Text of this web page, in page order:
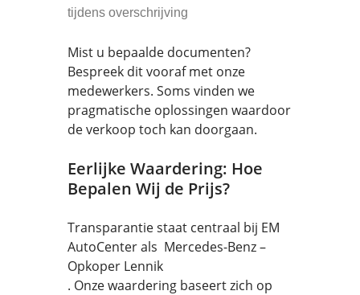
tijdens overschrijving
Mist u bepaalde documenten?
Bespreek dit vooraf met onze
medewerkers. Soms vinden we
pragmatische oplossingen waardoor
de verkoop toch kan doorgaan.
Eerlijke Waardering: Hoe
Bepalen Wij de Prijs?
Transparantie staat centraal bij EM
AutoCenter als Mercedes-Benz –
Opkoper Lennik
. Onze waardering baseert zich op